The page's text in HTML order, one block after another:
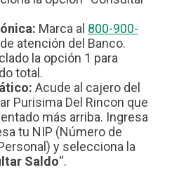
Marca al 800-900-
atención del Banco.
la opción 1 para
total.
Acude al cajero del
Purisima Del Rincon que
más arriba. Ingresa
tu NIP (Número de
y selecciona la
Saldo“.